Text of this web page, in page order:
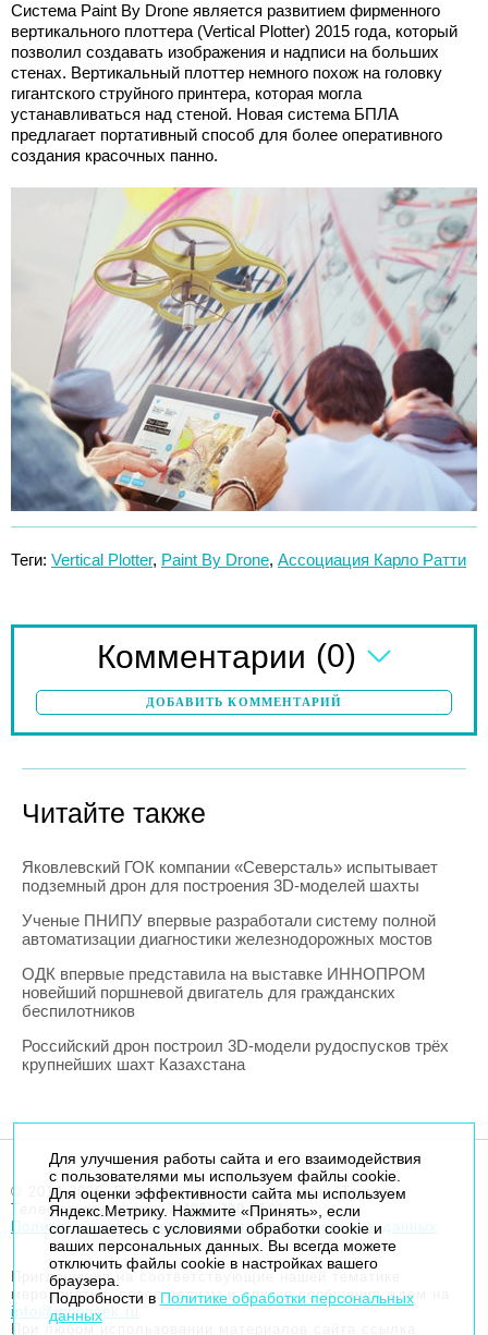
Система Paint By Drone является развитием фирменного
вертикального плоттера (Vertical Plotter) 2015 года, который
позволил создавать изображения и надписи на больших
стенах. Вертикальный плоттер немного похож на головку
гигантского струйного принтера, которая могла
устанавливаться над стеной. Новая система БПЛА
предлагает портативный способ для более оперативного
создания красочных панно.
Теги: Vertical Plotter, Paint By Drone, Ассоциация Карло Ратти
Комментарии (0)
ДОБАВИТЬ КОММЕНТАРИЙ
Читайте также
Яковлевский ГОК компании «Северсталь» испытывает
подземный дрон для построения 3D-моделей шахты
Ученые ПНИПУ впервые разработали систему полной
автоматизации диагностики железнодорожных мостов
ОДК впервые представила на выставке ИННОПРОМ
новейший поршневой двигатель для гражданских
беспилотников
Российский дрон построил 3D-модели рудоспусков трёх
крупнейших шахт Казахстана
© 2014-2026. Robogeek.ru - проект группы “Текарт”.
Телефон редакции+7(495) 790-7591
Политика в отношении обработки персональных данных
Приглашения на соответствующие нашей тематике
мероприятия, пресс-релизы и другие сообщения ждем на
info@robogeek.ru
При любом использовании материалов сайта ссылка
Для улучшения работы сайта и его взаимодействия
с пользователями мы используем файлы cookie.
Для оценки эффективности сайта мы используем
Яндекс.Метрику. Нажмите «Принять», если
соглашаетесь с условиями обработки cookie и
ваших персональных данных. Вы всегда можете
отключить файлы cookie в настройках вашего
браузера.
Подробности в Политике обработки персональных
данных